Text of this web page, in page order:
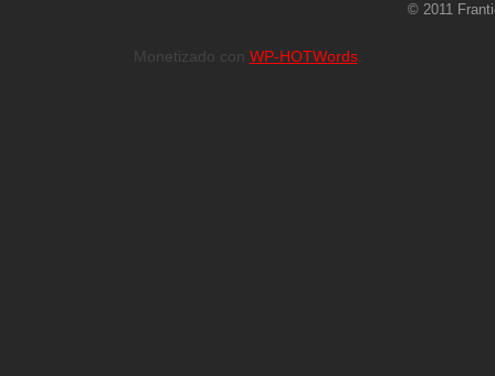
© 2011
Monetizado con WP-HOTWords.